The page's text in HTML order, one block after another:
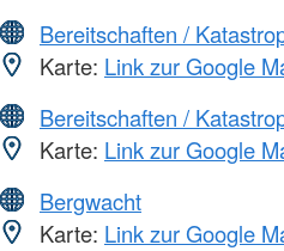
Bereitschaften /
Karte: Link zur Google
Bereitschaften /
Karte: Link zur Google
Bergwacht
Karte: Link zur Google